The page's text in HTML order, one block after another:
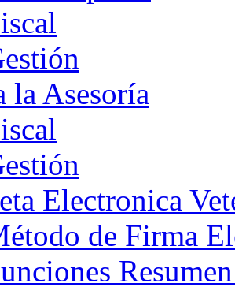
la Asesoría
Electronica
de Firma